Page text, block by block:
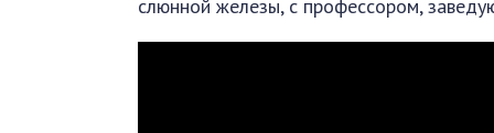
слюнной железы, с профессором,